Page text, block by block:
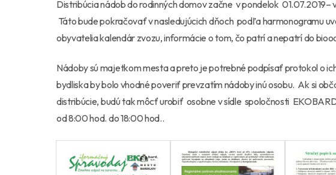
Distribúcia nádob do rodinných domov začne v pondelok 01.07.2019–
Táto bude pokračovať v nasledujúcich dňoch podľa harmonogramu
obyvatelia kalendár zvozu, informácie o tom, čo patrí a nepatrí do
Nádoby sú majetkom mesta a preto je potrebné podpísať protokol o
bydliska by bolo vhodné poveriť prevzatím nádoby inú osobu. Ak si
distribúcie, budú tak môcť urobiť osobne v sídle spoločnosti
od 8:00 hod. do 18:00 hod..